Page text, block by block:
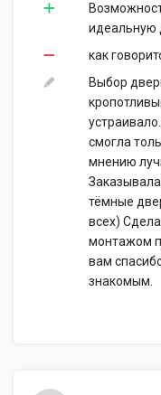
идеальную
как
Выбор
смогла
мнению
тёмные
всех)
монтажом
вам
знакомым.